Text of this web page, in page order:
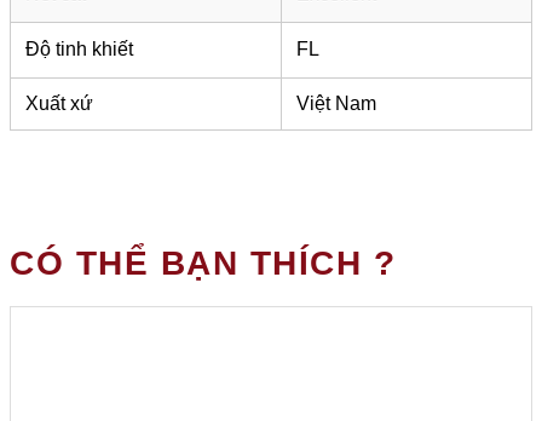
Độ tinh khiết FL
Xuất xứ Việt Nam
CÓ THỂ BẠN THÍCH ?